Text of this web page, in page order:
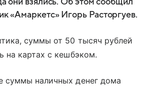
«Амаркетс» Игорь Расторгуев.
суммы от 50 тысяч рублей
на картах с кешбэком.
суммы наличных денег дома